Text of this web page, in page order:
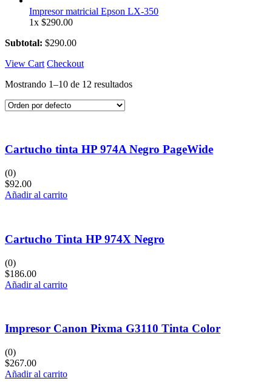
Impresor matricial Epson LX-350
1x $290.00
Subtotal: $290.00
View Cart Checkout
Mostrando 1–10 de 12 resultados
Cartucho tinta HP 974A Negro PageWide
(0)
$92.00
Añadir al carrito
Cartucho Tinta HP 974X Negro
(0)
$186.00
Añadir al carrito
Impresor Canon Pixma G3110 Tinta Color
(0)
$267.00
Añadir al carrito